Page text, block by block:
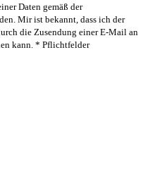
Daten gemäß der
Mir ist bekannt, dass ich der
die Zusendung einer E-Mail an
kann. * Pflichtfelder